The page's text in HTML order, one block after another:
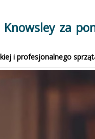
za
i profesjonalnego